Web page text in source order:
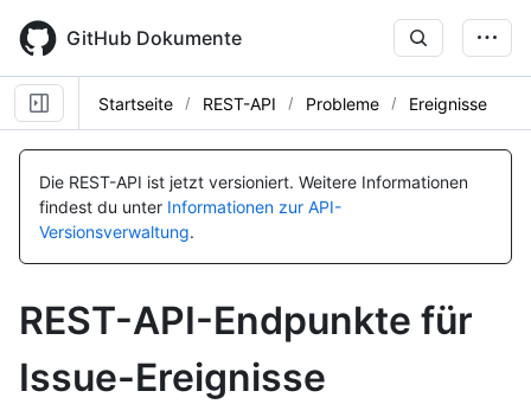
main
content
GitHub Dokumente
Startseite REST-API Probleme Ereignisse
Die REST-API ist jetzt versioniert. Weitere Informationen
findest du unter Informationen zur API-
Versionsverwaltung.
REST-API-Endpunkte für
Issue-Ereignisse
Name, Typ,
BESCHREIBUNG
Name, Typ,
BESCHREIBUNG
Name, Typ,
BESCHREIBUNG
Name, Typ,
BESCHREIBUNG
Name, Typ,
BESCHREIBUNG
Name, Typ,
BESCHREIBUNG
Name, Typ,
BESCHREIBUNG
Name, Typ,
BESCHREIBUNG